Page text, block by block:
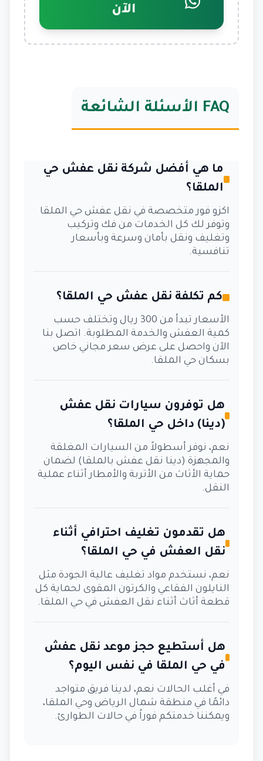
الآن
FAQ الأسئلة الشائعة
ما هي أفضل شركة نقل عفش حي
الملقا؟
اكزو فور متخصصة في نقل عفش حي الملقا
وتوفر لك كل الخدمات من فك وتركيب
وتغليف ونقل بأمان وسرعة وبأسعار
تنافسية.
كم تكلفة نقل عفش حي الملقا؟
الأسعار تبدأ من 300 ريال وتختلف حسب
كمية العفش والخدمة المطلوبة. اتصل بنا
الآن واحصل على عرض سعر مجاني خاص
بسكان حي الملقا.
هل توفرون سيارات نقل عفش
(دينا) داخل حي الملقا؟
نعم، نوفر أسطولاً من السيارات المغلقة
والمجهزة (دينا نقل عفش بالملقا) لضمان
حماية الأثاث من الأتربة والأمطار أثناء عملية
النقل.
هل تقدمون تغليف احترافي أثناء
نقل العفش في حي الملقا؟
نعم، نستخدم مواد تغليف عالية الجودة مثل
النايلون الفقاعي والكرتون المقوى لحماية كل
قطعة أثاث أثناء نقل العفش في حي الملقا.
هل أستطيع حجز موعد نقل عفش
في حي الملقا في نفس اليوم؟
في أغلب الحالات نعم، لدينا فريق متواجد
دائمًا في منطقة شمال الرياض وحي الملقا،
ويمكننا خدمتكم فوراً في حالات الطوارئ.